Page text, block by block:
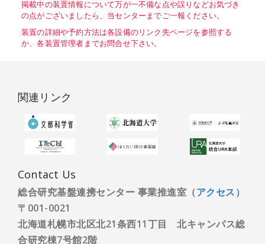
掲載中の装置情報について万が一不備な点や誤りなどお気づき
の点がございましたら、当センターまでご一報ください。
装置の詳細や予約方法は各設備のリンク先ページを参照する
か、各装置管理者までお問合せ下さい。
関連リンク
Contact Us
総合研究基盤連携センター 事業推進室（アクセス）
〒001-0021
北海道札幌市北区北21条西11丁目 北キャンパス総
合研究棟7号館2階